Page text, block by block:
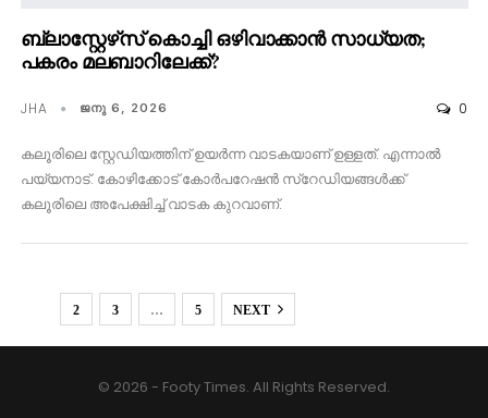
ബ്ലാസ്റ്റേഴ്‌സ് കൊച്ചി ഒഴിവാക്കാൻ സാധ്യത;
പകരം മലബാറിലേക്ക്?
JHA ജനു 6, 2026 0
കലൂരിലെ സ്റ്റേഡിയത്തിന് ഉയർന്ന വാടകയാണ് ഉള്ളത്. എന്നാൽ
പയ്യനാട്. കോഴിക്കോട് കോർപറേഷൻ സ്റേഡിയങ്ങൾക്ക്
കലൂരിലെ അപേക്ഷിച്ച് വാടക കുറവാണ്.
2 3 … 5 NEXT
© 2026 - Footy Times. All Rights Reserved.